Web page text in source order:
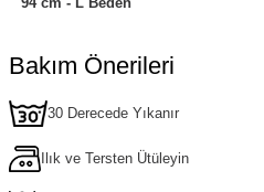
Bakım Önerileri
30 Derecede Yıkanır
Ilık ve Tersten Ütüleyin